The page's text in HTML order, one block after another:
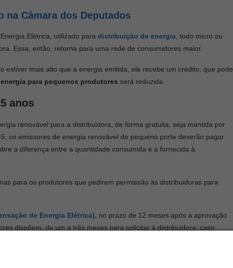
na Câmara dos Deputados
Elétrica, utilizado para distribuição de energia , todo micro ou
Essa, então, retorna para uma rede de consumidores maior.
estiver mais alto que a energia emitida, ele recebe um crédito, que pode
para pequenos produtores será reduzida.
anos
renovável para a distribuidora, de forma gratuita, seja mantida por
os emissores de energia renovável de pequeno porte deverão pagar
a diferença entre a quantidade consumida e a fornecida à
para os produtores que pedirem permissão às distribuidoras para
de Energia Elétrica), no prazo de 12 meses após a aprovação
dispõem, de um a três meses para solicitar à distribuidora, caso
de energia para pequenos produtores